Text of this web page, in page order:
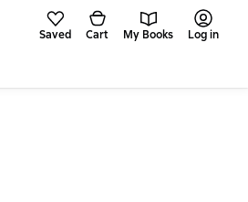
Saved Cart My Books Log in